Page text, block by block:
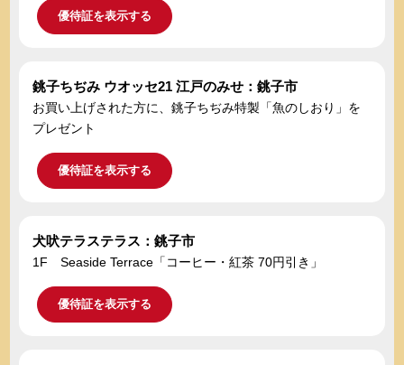
優待証を表示する
銚子ちぢみ ウオッセ21 江戸のみせ：銚子市
お買い上げされた方に、銚子ちぢみ特製「魚のしおり」を
プレゼント
優待証を表示する
犬吠テラステラス：銚子市
1F Seaside Terrace「コーヒー・紅茶 70円引き」
優待証を表示する